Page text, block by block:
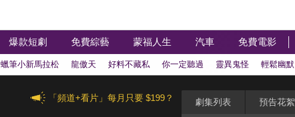
爆款短劇 免費綜藝 蒙福人生 汽車 免費電影
蠟筆小新馬拉松 龍傲天 好料不藏私 你一定聽過 靈異鬼怪 輕鬆幽默
「頻道+看片」每月只要 $199？ 劇集列表 預告花絮